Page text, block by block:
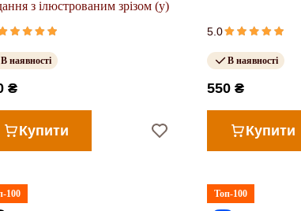
з ілюстрованим зрізом (у)
В наявності
₴
Купити
5.0
В наявності
550 ₴
Купити
100 Топ-100